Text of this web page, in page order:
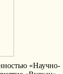
«Научно-